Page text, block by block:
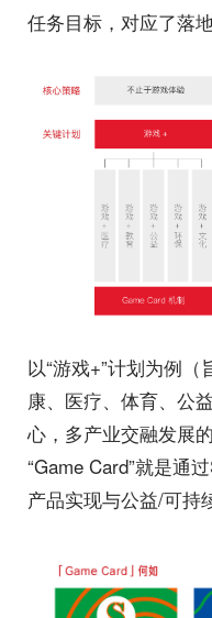
任务目标，对应了落
以“游戏+”计划为例
康、医疗、体育、公
心，多产业交融发展
“Game Card”就是通
产品实现与公益/可持